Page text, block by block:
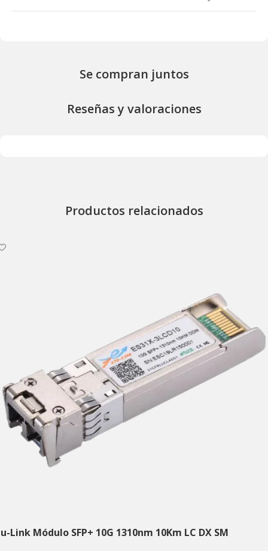
Se compran juntos
Reseñas y valoraciones
Productos relacionados
Link Módulo SFP+ 10G 1310nm 10Km LC DX SM